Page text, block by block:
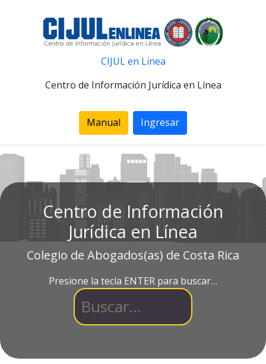
CIJUL en Línea
Centro de Información Jurídica en Línea
Manual Ingresar
Centro de Información
Jurídica en Línea
Colegio de Abogados(as) de Costa Rica
Presione la tecla ENTER para buscar…